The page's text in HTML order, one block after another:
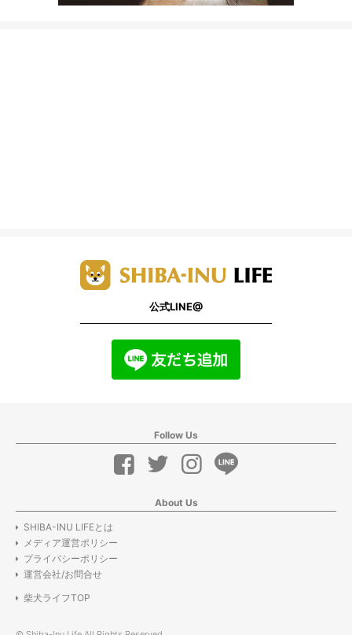
公式LINE@
Follow Us
About Us
SHIBA-INU LIFEとは
メディア運営ポリシー
プライバシーポリシー
運営会社/お問合せ
柴犬ライフTOP